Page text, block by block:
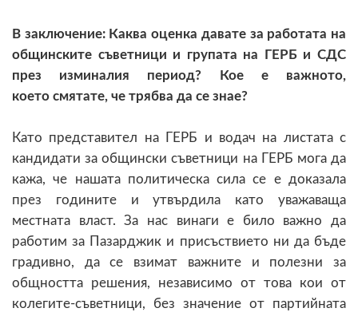
В заключение: Каква оценка давате за работата на
общинските съветници и групата на ГЕРБ и СДС
през изминалия период? Кое е важното,
което смятате, че трябва да се знае?
Като представител на ГЕРБ и водач на листата с
кандидати за общински съветници на ГЕРБ мога да
кажа, че нашата политическа сила се е доказала
през годините и утвърдила като уважаваща
местната власт. За нас винаги е било важно да
работим за Пазарджик и присъствието ни да бъде
градивно, да се взимат важните и полезни за
общността решения, независимо от това кои от
колегите-съветници, без значение от партийната